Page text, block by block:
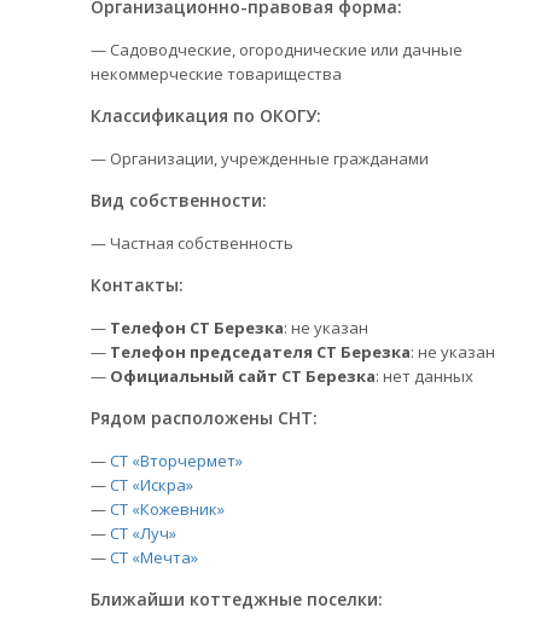
Организационно-правовая форма:
— Садоводческие, огороднические или дачные
некоммерческие товарищества
Классификация по ОКОГУ:
— Организации, учрежденные гражданами
Вид собственности:
— Частная собственность
Контакты:
— Телефон СТ Березка: не указан
— Телефон председателя СТ Березка: не указан
— Официальный сайт СТ Березка: нет данных
Рядом расположены СНТ:
—СТ «Вторчермет»
—СТ «Искра»
—СТ «Кожевник»
—СТ «Луч»
—СТ «Мечта»
Ближайши коттеджные поселки: